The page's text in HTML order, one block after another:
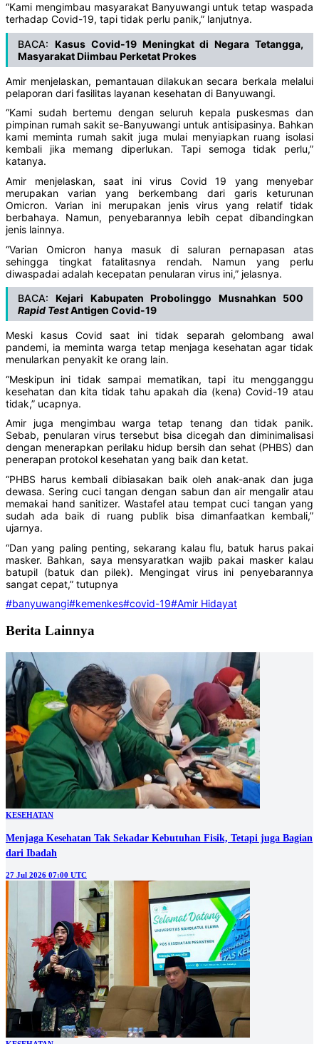
“Kami mengimbau masyarakat Banyuwangi untuk tetap waspada
terhadap Covid-19, tapi tidak perlu panik,” lanjutnya.
BACA: Kasus Covid-19 Meningkat di Negara Tetangga,
Masyarakat Diimbau Perketat Prokes
Amir menjelaskan, pemantauan dilakukan secara berkala melalui
pelaporan dari fasilitas layanan kesehatan di Banyuwangi.
“Kami sudah bertemu dengan seluruh kepala puskesmas dan
pimpinan rumah sakit se-Banyuwangi untuk antisipasinya. Bahkan
kami meminta rumah sakit juga mulai menyiapkan ruang isolasi
kembali jika memang diperlukan. Tapi semoga tidak perlu,”
katanya.
Amir menjelaskan, saat ini virus Covid 19 yang menyebar
merupakan varian yang berkembang dari garis keturunan
Omicron. Varian ini merupakan jenis virus yang relatif tidak
berbahaya. Namun, penyebarannya lebih cepat dibandingkan
jenis lainnya.
“Varian Omicron hanya masuk di saluran pernapasan atas
sehingga tingkat fatalitasnya rendah. Namun yang perlu
diwaspadai adalah kecepatan penularan virus ini,” jelasnya.
BACA:Kejari Kabupaten Probolinggo Musnahkan 500
Rapid TestAntigen Covid-19
Meski kasus Covid saat ini tidak separah gelombang awal
pandemi, ia meminta warga tetap menjaga kesehatan agar tidak
menularkan penyakit ke orang lain.
“Meskipun ini tidak sampai mematikan, tapi itu mengganggu
kesehatan dan kita tidak tahu apakah dia (kena) Covid-19 atau
tidak,” ucapnya.
Amir juga mengimbau warga tetap tenang dan tidak panik.
Sebab, penularan virus tersebut bisa dicegah dan diminimalisasi
dengan menerapkan perilaku hidup bersih dan sehat (PHBS) dan
penerapan protokol kesehatan yang baik dan ketat.
“PHBS harus kembali dibiasakan baik oleh anak-anak dan juga
dewasa. Sering cuci tangan dengan sabun dan air mengalir atau
memakai hand sanitizer. Wastafel atau tempat cuci tangan yang
sudah ada baik di ruang publik bisa dimanfaatkan kembali,”
ujarnya.
“Dan yang paling penting, sekarang kalau flu, batuk harus pakai
masker. Bahkan, saya mensyaratkan wajib pakai masker kalau
batupil (batuk dan pilek). Mengingat virus ini penyebarannya
sangat cepat,” tutupnya
#banyuwangi#kemenkes#covid-19#Amir Hidayat
Berita Lainnya
KESEHATAN
Menjaga Kesehatan Tak Sekadar Kebutuhan Fisik, Tetapi juga Bagian
dari Ibadah
27 Jul 2026 07:00 UTC